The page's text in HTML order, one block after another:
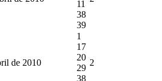
11
38
39
de 2010
1
17
20
29
38
2